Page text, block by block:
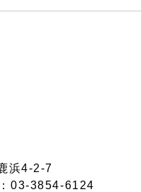
浜4-2-7
03-3854-6124